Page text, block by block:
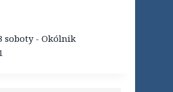
soboty - Okólnik